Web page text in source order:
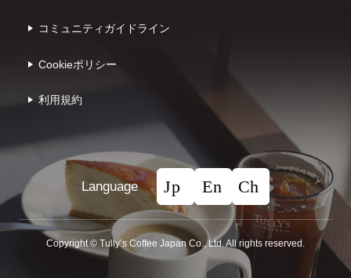
コミュニティガイドライン
Cookieポリシー
利⽤規約
Language
Copyright © Tullyʼs Coffee Japan Co., Ltd. All rights reserved.